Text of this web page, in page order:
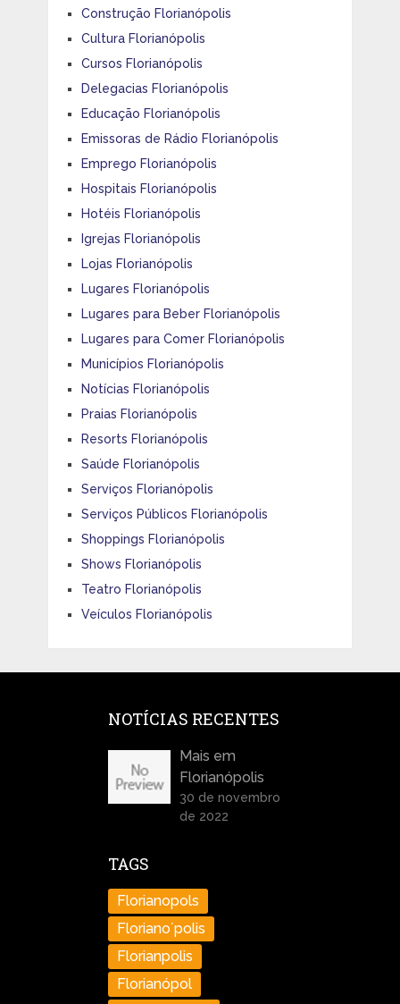
Construção Florianópolis
Cultura Florianópolis
Cursos Florianópolis
Delegacias Florianópolis
Educação Florianópolis
Emissoras de Rádio Florianópolis
Emprego Florianópolis
Hospitais Florianópolis
Hotéis Florianópolis
Igrejas Florianópolis
Lojas Florianópolis
Lugares Florianópolis
Lugares para Beber Florianópolis
Lugares para Comer Florianópolis
Municípios Florianópolis
Notícias Florianópolis
Praias Florianópolis
Resorts Florianópolis
Saúde Florianópolis
Serviços Florianópolis
Serviços Públicos Florianópolis
Shoppings Florianópolis
Shows Florianópolis
Teatro Florianópolis
Veículos Florianópolis
NOTÍCIAS RECENTES
Mais em
Florianópolis
30 de novembro
de 2022
TAGS
Florianopols
Floriano´polis
Florianpolis
Florianópol